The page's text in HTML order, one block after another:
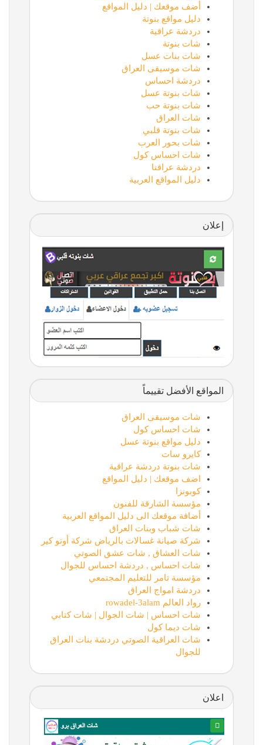
أضف موقعك | دليل المواقع
دليل مواقع بنوتة
دردشة عراقية
شات بنوتة
شات بنات عسل
شات موسيقى العراق
دردشة احساس
شات بنوتة عسل
شات بنوتة حب
شات العراق
شات بنوتة قلبي
شات بحور العرب
شات احساس كول
دردشة عراقنا
دليل المواقع العربية
إعلان
المواقع الأفضل تقييماً
شات موسيقى العراق
شات احساس كول
دليل مواقع بنوتة عسل
كايرو سات
شات بنوتة دردشة عراقية
اضف موقعك | دليل المواقع
كوبونزا
مؤسسة الشارقة للفنون
أضافة موقعك الى دليل المواقع العربية
شات شباب وبنات العراق
شركة صيانة غسالات بالرياض شركة أوتو كير
شات العشاق , شات عشق الصوتي
شات احساس , دردشة احساس للجوال
مؤسسة تامر للتعليم المجتمعي
دردشة امواج العراق
رواد العالم rowadel-3alam
شات احساس | شات الجوال | شات كتابي
شات ديما كول
شات العراقية الصوتي دردشة بنات العراق
للجوال
اعلان